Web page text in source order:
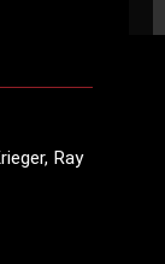
Ray